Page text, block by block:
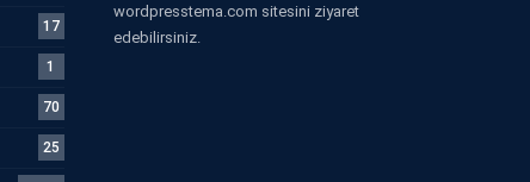
17
1
70
25
wordpresstema.com sitesini ziyaret
edebilirsiniz.